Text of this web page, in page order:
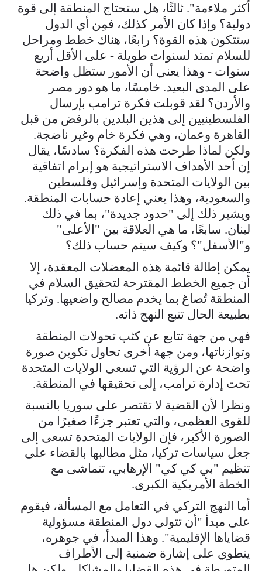
أكثر ملاءمة". ثالثًا، هل ستحتاج المنطقة إلى قوة
دولية؟ وإذا كان الأمر كذلك، فمِن أي الدول
ستتكون هذه القوة؟ رابعًا، هناك خطط ومراحل
للسلام تمتد لسنوات طويلة - على الأقل أربع
سنوات - وهذا يعني أن الأمور ستظل واضحة
على المدى البعيد. خامسًا، ما هو دور مصر
والأردن؟ لقد قوبلت فكرة ترامب بإرسال
الفلسطينيين إلى هذين البلدين بالرفض من قبل
القاهرة وعمان، وهي فكرة خام وغير ناضجة.
ولكن لماذا طرحت هذه الفكرة؟ سادسًا، يقال
إن أحد الأهداف الاستراتيجية هو إبرام اتفاقية
بين الولايات المتحدة وإسرائيل وفلسطين
والسعودية، وهذا يعني إعادة حسابات المنطقة.
ويشير ذلك إلى "حدود جديدة"، بما في ذلك
لبنان. سابعًا، ما هي العلاقة بين "الأعلى"
و"الأسفل"؟ وكيف سيتم حساب ذلك؟
يمكن إطالة قائمة هذه المعضلات المعقدة، إلا
أن جميع الخطط المقترحة لتحقيق السلام في
المنطقة تُصاغ بما يخدم مصالح واضعيها. وتركيا
بطبيعة الحال تتبع النهج ذاته.
فهي من جهة تتابع عن كثب تحولات المنطقة
وتوازناتها، ومن جهة أخرى تحاول تكوين صورة
واضحة عن الرؤية التي تسعى الولايات المتحدة
تحت إدارة ترامب، إلى تحقيقها في المنطقة.
ونظرا لأن القضية لا تقتصر على سوريا بالنسبة
للقوى العظمى، والتي تعتبر جزءًا صغيرًا من
الصورة الأكبر، فإن الولايات المتحدة تسعى إلى
جعل سياسات تركيا، مثل مطالبها بالقضاء على
تنظيم "بي كي كي" الإرهابي، تتماشى مع
الخطة الأمريكية الكبرى.
أما النهج التركي في التعامل مع المسألة، فيقوم
على مبدأ "أن تتولى دول المنطقة مسؤولية
قضاياها الإقليمية". وهذا المبدأ، في جوهره،
ينطوي على إشارة ضمنية إلى الأطراف